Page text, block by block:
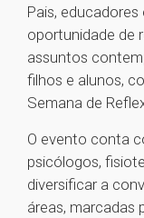
Pais,
oportunidade de
assuntos
filhos e alunos,
Semana de
O evento conta
psicólogos,
diversificar a
áreas, marcadas